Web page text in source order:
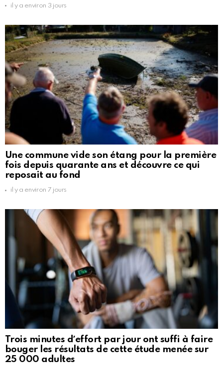
il y a environ 3 jours
Une commune vide son étang pour la première
fois depuis quarante ans et découvre ce qui
reposait au fond
il y a environ 7 jours
Trois minutes dʼeffort par jour ont suffi à faire
bouger les résultats de cette étude menée sur
25 000 adultes